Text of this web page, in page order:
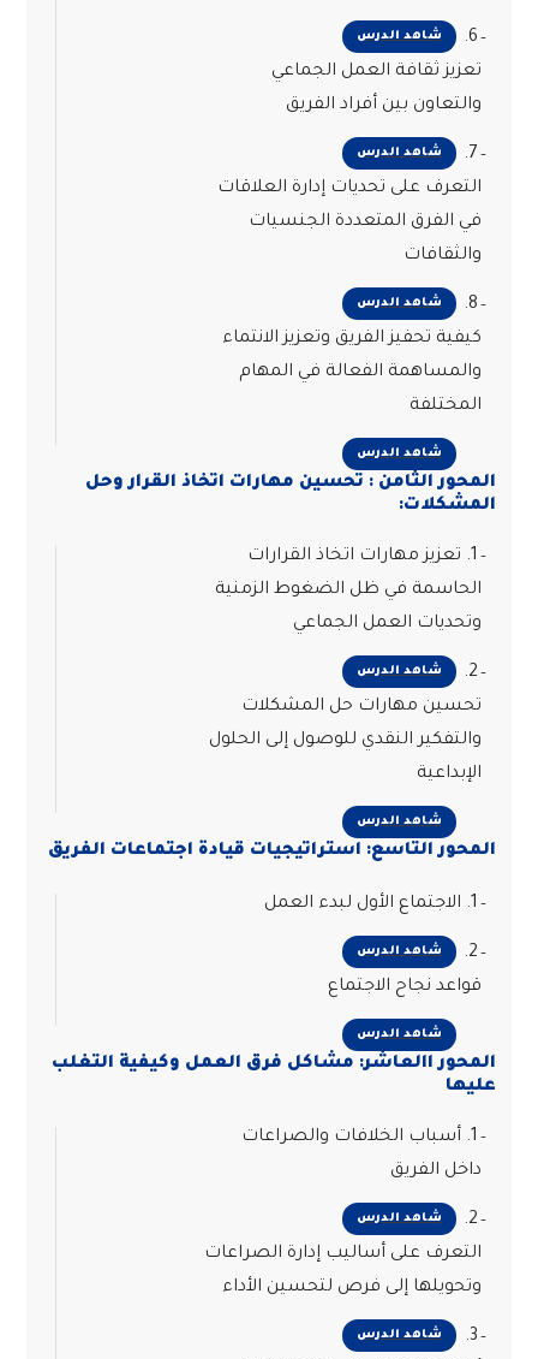
شاهد الدرس
6.
تعزيز ثقافة العمل الجماعي
والتعاون بين أفراد الفريق
شاهد الدرس
7.
التعرف على تحديات إدارة العلاقات
في الفرق المتعددة الجنسيات
والثقافات
شاهد الدرس
8.
كيفية تحفيز الفريق وتعزيز الانتماء
والمساهمة الفعالة في المهام
المختلفة
شاهد الدرس
المحور الثامن : تحسين مهارات اتخاذ القرار وحل
المشكلات:
1. تعزيز مهارات اتخاذ القرارات
الحاسمة في ظل الضغوط الزمنية
وتحديات العمل الجماعي
شاهد الدرس
2.
تحسين مهارات حل المشكلات
والتفكير النقدي للوصول إلى الحلول
الإبداعية
شاهد الدرس
المحور التاسع: استراتيجيات قيادة اجتماعات الفريق
شاهد الدرس
2.
قواعد نجاح الاجتماع
شاهد الدرس
المحور االعاشر: مشاكل فرق العمل وكيفية التغلب
عليها
1. أسباب الخلافات والصراعات
داخل الفريق
شاهد الدرس
2.
التعرف على أساليب إدارة الصراعات
وتحويلها إلى فرص لتحسين الأداء
شاهد الدرس
3.